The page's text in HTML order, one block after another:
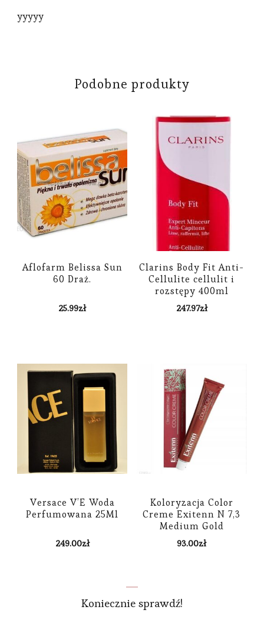
yyyyy
Podobne produkty
Aflofarm Belissa Sun
60 Draż.
25.99zł
Clarins Body Fit Anti-
Cellulite cellulit i
rozstępy 400ml
247.97zł
Versace V’E Woda
Perfumowana 25Ml
249.00zł
Koloryzacja Color
Creme Exitenn N 7,3
Medium Gold
93.00zł
Koniecznie sprawdź!